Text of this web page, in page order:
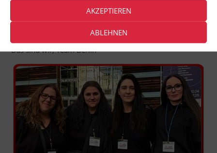
AKZEPTIEREN
ABLEHNEN
Aktion Fair Play – kurz: AFP – ist eine engagierte
Bürgerbewegung von Tierfreunden, die Demos und
Infostände zu vielen Tierrechtsthemen organisiert.
Das sind wir, Team Berlin